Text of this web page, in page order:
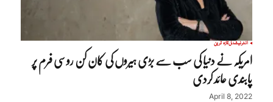
انٹرنیشنلتازہ ترین
امریکہ نے دنیا کی سب سے بڑی ہیروں کی کان کن روسی فرم پر
پابندی عائد کردی
April 8, 2022